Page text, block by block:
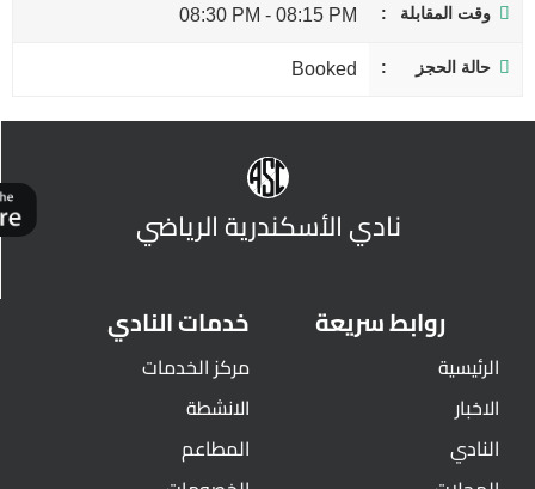
وقت المقابلة 08:15 PM
-
08:30 PM
حالة الحجز Booked
نادي الأسكندرية الرياضي
روابط سريعة
الرئيسية
الاخبار
النادي
خدمات النادي
مركز الخدمات
الانشطة
المطاعم